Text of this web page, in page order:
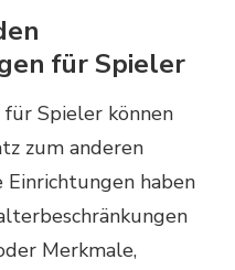
für Spieler
Spieler können
zum anderen
Einrichtungen haben
Merkmale,